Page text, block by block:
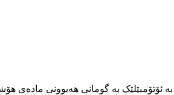
بولواری ئیمام بە ئۆتۆمبێلێک بە گومانی هەبوونی